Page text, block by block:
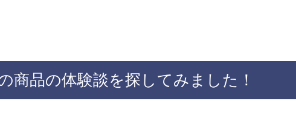
商品の体験談を探してみました！